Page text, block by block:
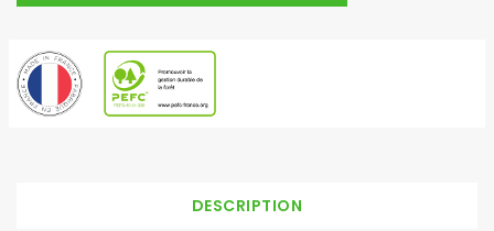
DESCRIPTION